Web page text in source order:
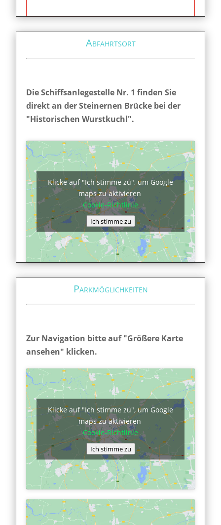
Abfahrtsort
Die Schiffsanlegestelle Nr. 1 finden Sie
direkt an der Steinernen Brücke bei der
"Historischen Wurstkuchl".
Klicke auf "Ich stimme zu", um Google
maps zu aktivieren
Cookie-Richtlinie
Ich stimme zu
Parkmöglichkeiten
Zur Navigation bitte auf "Größere Karte
ansehen" klicken.
Klicke auf "Ich stimme zu", um Google
maps zu aktivieren
Cookie-Richtlinie
Ich stimme zu